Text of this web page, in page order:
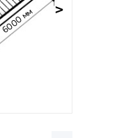
6000 мм >